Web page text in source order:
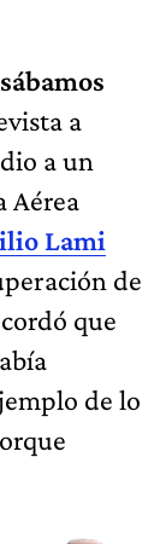
a
a un
Aérea
Lami
de
que
de lo